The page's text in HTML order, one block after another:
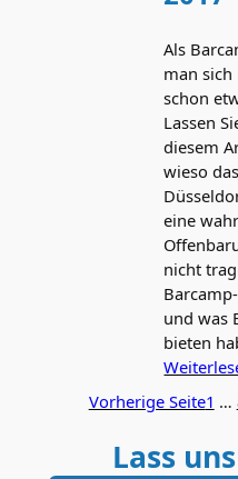
Als
man
schon
Lassen
diesem
wieso
eine
nicht
und was
bieten
Vorherige Seite1 …
Lass